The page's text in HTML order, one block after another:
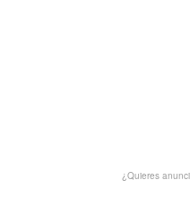
¿Quieres